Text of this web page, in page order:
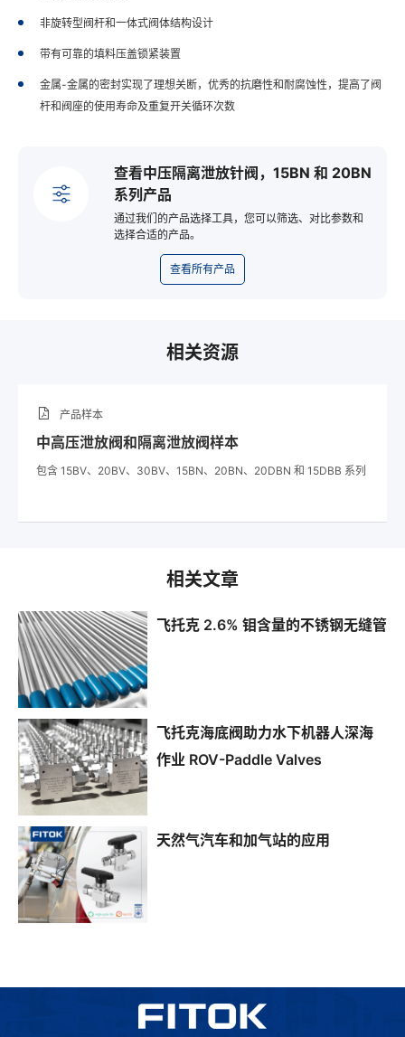
非旋转型阀杆和一体式阀体结构设计
带有可靠的填料压盖锁紧装置
金属-金属的密封实现了理想关断，优秀的抗磨性和耐腐蚀性，提高了阀
杆和阀座的使用寿命及重复开关循环次数
查看中压隔离泄放针阀，15BN 和 20BN
系列产品
通过我们的产品选择工具，您可以筛选、对比参数和
选择合适的产品。
查看所有产品
相关资源
产品样本
中高压泄放阀和隔离泄放阀样本
包含 15BV、20BV、30BV、15BN、20BN、20DBN 和 15DBB 系列
相关文章
飞托克 2.6% 钼含量的不锈钢无缝管
飞托克海底阀助力水下机器人深海
作业 ROV-Paddle Valves
天然气汽车和加气站的应用